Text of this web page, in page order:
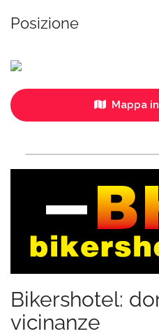
Posizione
Mappa
Bikershotel:
vicinanze